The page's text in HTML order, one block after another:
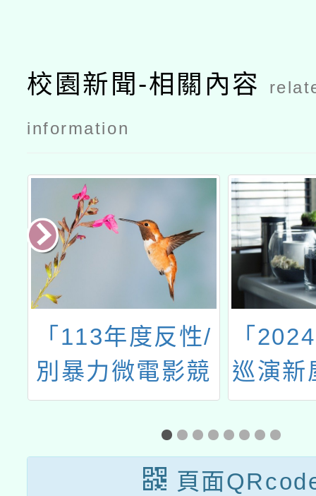
校園新聞-相關內容
information
「113年度反性/
別暴力微電影競
賽活動」實施計
「
巡演新
民俗
屋天后
響》
頁面